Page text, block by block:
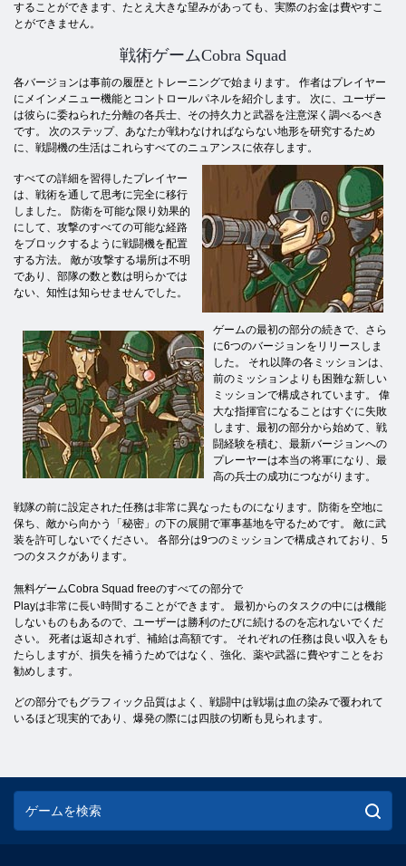
することができます、たとえ大きな望みがあっても、実際のお金は費やすこ
とができません。
戦術ゲームCobra Squad
各バージョンは事前の履歴とトレーニングで始まります。 作者はプレイヤー
にメインメニュー機能とコントロールパネルを紹介します。 次に、ユーザー
は彼らに委ねられた分離の各兵士、その持久力と武器を注意深く調べるべき
です。 次のステップ、あなたが戦わなければならない地形を研究するため
に、戦闘機の生活はこれらすべてのニュアンスに依存します。
すべての詳細を習得したプレイヤー
は、戦術を通して思考に完全に移行
しました。 防衛を可能な限り効果的
にして、攻撃のすべての可能な経路
をブロックするように戦闘機を配置
する方法。 敵が攻撃する場所は不明
であり、部隊の数と数は明らかでは
ない、知性は知らせませんでした。
ゲームの最初の部分の続きで、さら
に6つのバージョンをリリースしま
した。 それ以降の各ミッションは、
前のミッションよりも困難な新しい
ミッションで構成されています。 偉
大な指揮官になることはすぐに失敗
します、最初の部分から始めて、戦
闘経験を積む、最新バージョンへの
プレーヤーは本当の将軍になり、最
高の兵士の成功につながります。
戦隊の前に設定された任務は非常に異なったものになります。防衛を空地に
保ち、敵から向かう「秘密」の下の展開で軍事基地を守るためです。 敵に武
装を許可しないでください。 各部分は9つのミッションで構成されており、5
つのタスクがあります。
無料ゲームCobra Squad freeのすべての部分で
Playは非常に長い時間することができます。 最初からのタスクの中には機能
しないものもあるので、ユーザーは勝利のたびに続けるのを忘れないでくだ
さい。 死者は返却されず、補給は高額です。 それぞれの任務は良い収入をも
たらしますが、損失を補うためではなく、強化、薬や武器に費やすことをお
勧めします。
どの部分でもグラフィック品質はよく、戦闘中は戦場は血の染みで覆われて
いるほど現実的であり、爆発の際には四肢の切断も見られます。